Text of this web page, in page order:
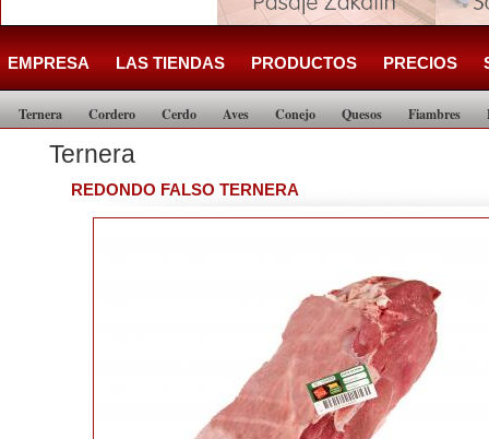
EMPRESA LAS TIENDAS PRODUCTOS PRECIOS
Ternera Cordero Cerdo Aves Conejo Quesos Fiambres
Ternera
REDONDO FALSO TERNERA